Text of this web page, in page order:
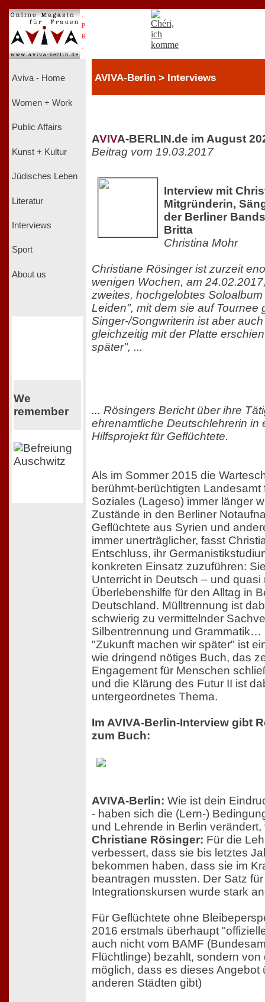
P
R
Aviva - Home
Women + Work
Public Affairs
Kunst + Kultur
Jüdisches Leben
Literatur
Interviews
Sport
About us
We
remember
AVIVA-Berlin > Interviews
AVIVA-BERLIN.de im August
Beitrag vom 19.03.2017
Interview mit
Mitgründerin,
der Berliner
Britta
Christina Mohr
Christiane Rösinger ist zurzeit
wenigen Wochen, am
zweites, hochgelobtes
Leiden", mit dem sie auf Tournee
Singer-/Songwriterin ist aber
gleichzeitig mit der Platte
später", ...
... Rösingers Bericht über ihre
ehrenamtliche Deutschlehrerin in
Hilfsprojekt für Geflüchtete.
Als im Sommer 2015 die
berühmt-berüchtigten
Soziales (Lageso) immer länger
Zustände in den Berliner
Geflüchtete aus Syrien und
immer unerträglicher, fasst
Entschluss, ihr
konkreten Einsatz zuzuführen:
Unterricht in Deutsch – und
Überlebenshilfe für den Alltag in
Deutschland. Mülltrennung ist
schwierig zu vermittelnder
Silbentrennung und Grammatik…
"Zukunft machen wir später" ist
wie dringend nötiges Buch, das
Engagement für Menschen
und die Klärung des Futur II ist
untergeordnetes Thema.
Im AVIVA-Berlin-Interview gibt
zum Buch:
AVIVA-Berlin: Wie ist dein
- haben sich die (Lern-)
und Lehrende in Berlin
Christiane Rösinger: Für die
verbessert, dass sie bis letztes
bekommen haben, dass sie im
beantragen mussten. Der Satz
Integrationskursen wurde stark
Für Geflüchtete ohne
2016 erstmals überhaupt
auch nicht vom BAMF
Flüchtlinge) bezahlt, sondern von
möglich, dass es dieses Angebot
anderen Städten gibt)